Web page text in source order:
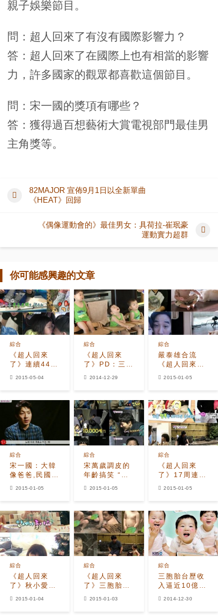
親子娛樂節目。
問：超人回來了有沒有國際影響力？
答：超人回來了在國際上也有相當的影響
力，許多國家的觀眾都喜歡這個節目。
問：宋一國的獎項有哪些？
答：獲得過百想藝術大賞電視部門最佳男
主角獎等。
82MAJOR 宣佈9月1日以全新單曲
《HEAT》回歸
《偶像運動會的》最佳男女：具荷拉-崔珉豪
運動實力超群
你可能感興趣的文章
《超人回來
了》連續44周
收視一位 「孩
綜合
2015-05-04
《超人回來
了》PD：三胞
胎的突發狀況
綜合
2014-12-29
嚴泰雄合流
《超人回來
了》又一位“女
綜合
2015-01-05
宋一國：大韓
像爸爸,民國像
媽媽,萬歲
綜合
2015-01-05
宋萬歲調皮的
年齡搞笑 “我
是萬歲啊！”
綜合
2015-01-05
《超人回來
了》17周連續
一位 “孩子們
綜合
2015-01-05
《超人回來
了》秋小愛再
向萬歲告白 秋
綜合
2015-01-04
《超人回來
了》三胞胎全
裸泡溫泉 宋一
綜合
2015-01-03
三胞胎台歷收
入逼近10億韓
元 深感幸福的
綜合
2014-12-30